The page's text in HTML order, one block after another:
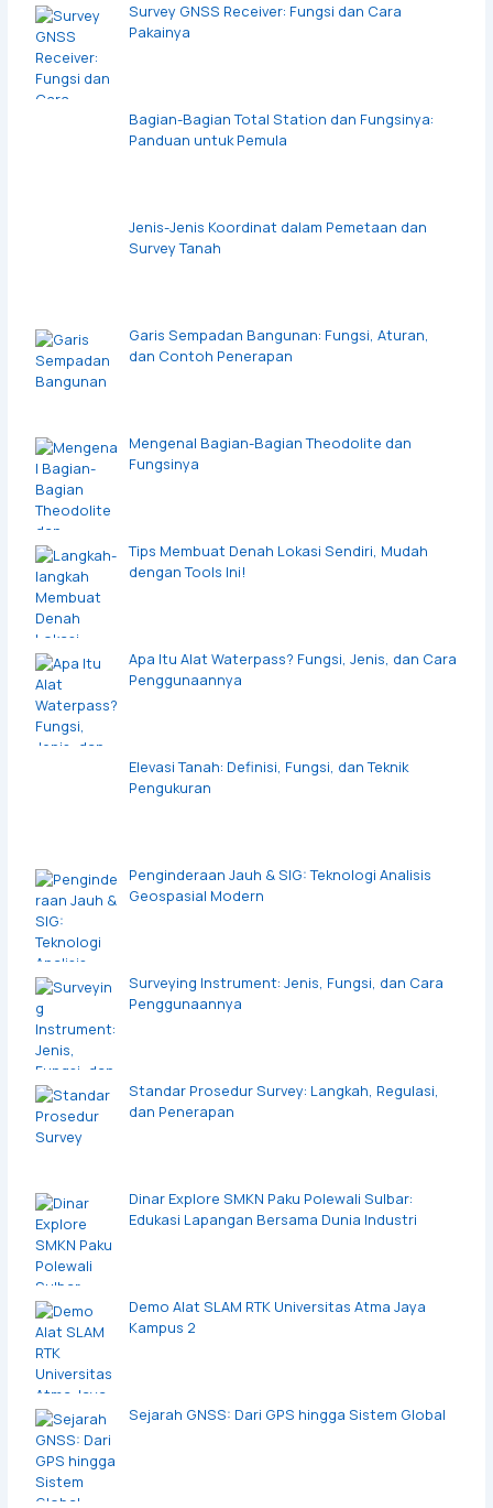
Survey GNSS Receiver: Fungsi dan Cara
Pakainya
Bagian-Bagian Total Station dan Fungsinya:
Panduan untuk Pemula
Jenis-Jenis Koordinat dalam Pemetaan dan
Survey Tanah
Garis Sempadan Bangunan: Fungsi, Aturan,
dan Contoh Penerapan
Mengenal Bagian-Bagian Theodolite dan
Fungsinya
Tips Membuat Denah Lokasi Sendiri, Mudah
dengan Tools Ini!
Apa Itu Alat Waterpass? Fungsi, Jenis, dan Cara
Penggunaannya
Elevasi Tanah: Definisi, Fungsi, dan Teknik
Pengukuran
Penginderaan Jauh & SIG: Teknologi Analisis
Geospasial Modern
Surveying Instrument: Jenis, Fungsi, dan Cara
Penggunaannya
Standar Prosedur Survey: Langkah, Regulasi,
dan Penerapan
Dinar Explore SMKN Paku Polewali Sulbar:
Edukasi Lapangan Bersama Dunia Industri
Demo Alat SLAM RTK Universitas Atma Jaya
Kampus 2
Sejarah GNSS: Dari GPS hingga Sistem Global